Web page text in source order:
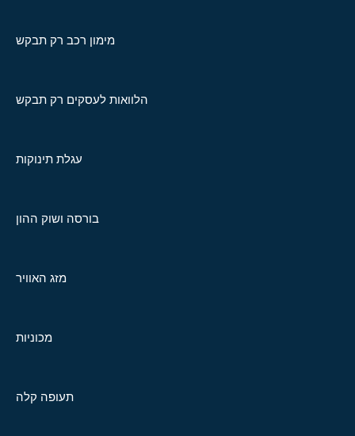
מימון רכב רק תבקש
הלוואות לעסקים רק תבקש
עגלת תינוקות
בורסה ושוק ההון
מזג האוויר
מכוניות
תעופה קלה